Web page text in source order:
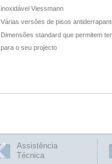
inoxidável Viessmann
Várias versões de pisos
Dimensões standard que permitem
para o seu projecto
Assistência
Técnica